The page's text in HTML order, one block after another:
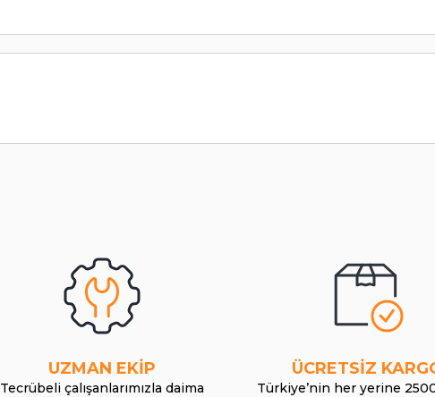
UZMAN EKİP
Tecrübeli çalışanlarımızla daima
ÜCRETSİZ
Türkiye’nin her yerine